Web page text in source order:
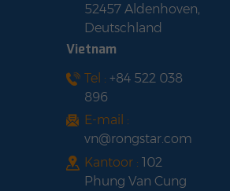
52457 Aldenhoven,
Deutschland
Vietnam
Tel : +84 522 038
896
E-mail :
vn@rongstar.com
Kantoor : 102
Phung Van Cung